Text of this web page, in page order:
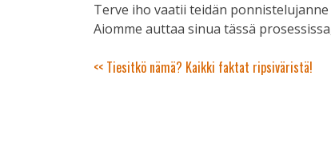
Terve iho vaatii teidän
Aiomme auttaa sinua tässä
Artikkelien
<< Tiesitkö nämä? Kaikki faktat ripsiväristä!